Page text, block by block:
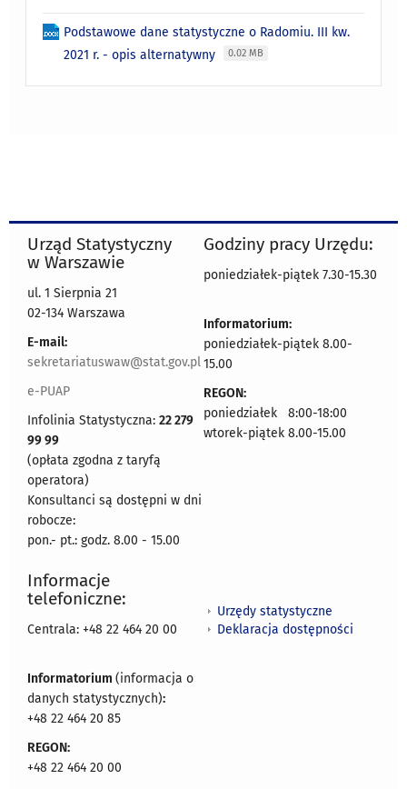
Podstawowe dane statystyczne o Radomiu. III kw.
2021 r. - opis alternatywny
0.02 MB
Urząd Statystyczny
w Warszawie
ul. 1 Sierpnia 21
02-134 Warszawa
E-mail:
sekretariatuswaw@stat.gov.pl
e-PUAP
Infolinia Statystyczna: 22 279
99 99
(opłata zgodna z taryfą
operatora)
Konsultanci są dostępni w dni
robocze:
pon.- pt.: godz. 8.00 - 15.00
Godziny pracy Urzędu:
poniedziałek-piątek 7.30-15.30
Informatorium:
poniedziałek-piątek 8.00-
15.00
REGON:
poniedziałek 8:00-18:00
wtorek-piątek 8.00-15.00
Informacje
telefoniczne:
Centrala: +48 22 464 20 00
Informatorium (informacja o
danych statystycznych):
+48 22 464 20 85
REGON:
+48 22 464 20 00
Urzędy statystyczne
Deklaracja dostępności